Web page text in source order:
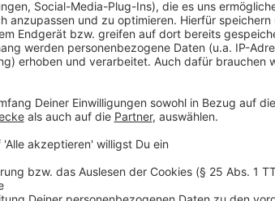
Mit dem Wegfall der allermeisten Corona-
ab dem 2. April zurechtfinden. Es sei denn,
ganze Bundesland zum Hotspot. Dass
unwahrscheinlich. Das hat damit zu tun,
gefasst ist. Es muss eine Gefährdung der
Gesundheitsminister Karl-Josef Laumann
zu machen, kann ich zur Zeit mit einer
dabei, nochmal Zahlen
daraus ziehen. Mehr kann ich nicht
genau eine Überlastung der